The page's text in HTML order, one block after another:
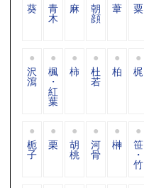
葵 青
木
麻 朝
顔
葦 粟
沢
瀉
楓
・
紅
葉
柿 杜
若
柏 梶
栀
子
栗 胡
桃
河
骨
榊 笹
・
竹